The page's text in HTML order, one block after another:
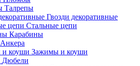
Талрепы
Гвозди декоративные
Стальные цепи
Карабины
Анкера
Зажимы и коуши
Дюбели